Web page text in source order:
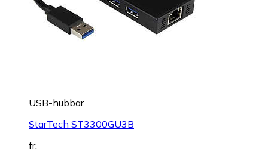
USB-hubbar
StarTech ST3300GU3B
fr.